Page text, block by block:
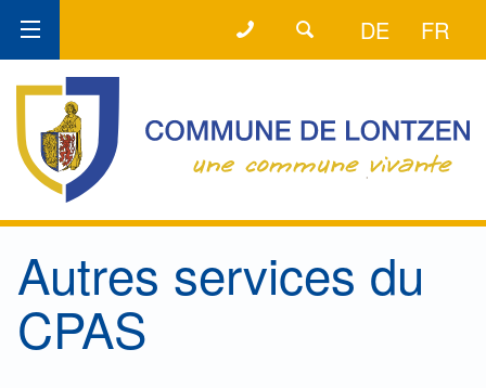
FR
DE
LA LIGNE DIRECTE +32 (0) 87 60 11 15
Autres services du
CPAS